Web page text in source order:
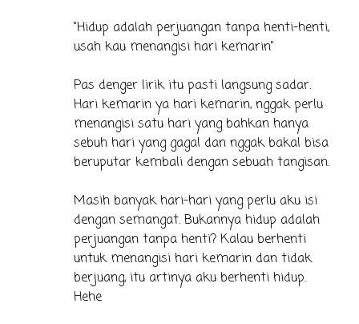
"Hidup adalah perjuangan tanpa henti-henti,
usah kau menangisi hari kemarin"
Pas denger lirik itu pasti langsung sadar.
Hari kemarin ya hari kemarin, nggak perlu
menangisi satu hari yang bahkan hanya
sebuh hari yang gagal dan nggak bakal bisa
beruputar kembali dengan sebuah tangisan.
Masih banyak hari-hari yang perlu aku isi
dengan semangat. Bukannya hidup adalah
perjuangan tanpa henti? Kalau berhenti
untuk menangisi hari kemarin dan tidak
berjuang, itu artinya aku berhenti hidup.
Hehe